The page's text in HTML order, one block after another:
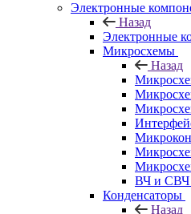
Электронные
Назад
Электронные
Микросхемы
Назад
ВЧ и СВЧ
Конденсаторы
Назад